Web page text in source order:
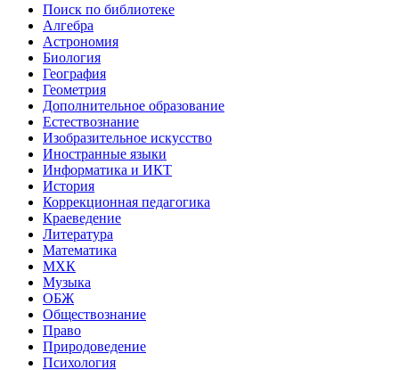
Поиск по библиотеке
Алгебра
Астрономия
Биология
География
Геометрия
Дополнительное образование
Естествознание
Изобразительное искусство
Иностранные языки
Информатика и ИКТ
История
Коррекционная педагогика
Краеведение
Литература
Математика
МХК
Музыка
ОБЖ
Обществознание
Право
Природоведение
Психология